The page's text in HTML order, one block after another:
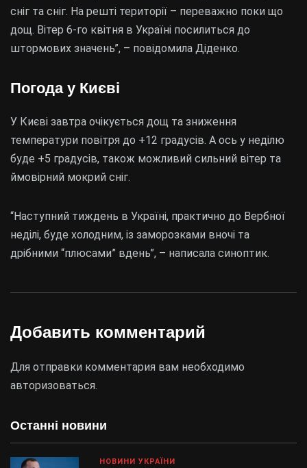
Останні новини
НОВИНИ УКРАЇНИ
сніг та сніг. На решті території – переважно поки що
дощ. Вітер 6-го квітня в Україні посилиться до
штормових значень”, – повідомила Діденко.
Погода у Києві
У Києві завтра очікується дощ та зниження
температури повітря до +12 градусів. А ось у неділю
буде +5 градусів, також можливий сильний вітер та
ймовірний мокрий сніг.
“Наступний тиждень в Україні, практично до Вербної
неділі, буде холодним, із заморозками вночі та
дрібними “плюсами” вдень”, – написала синоптик.
Добавить комментарий
Для отправки комментария вам необходимо
авторизоваться.